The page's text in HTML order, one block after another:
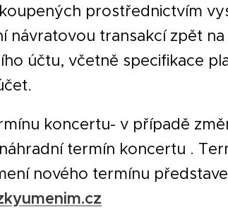
prostřednictvím
návratovou transakcí zpět
účtu, včetně specifikace
koncertu- v případě
termín koncertu .
nového termínu